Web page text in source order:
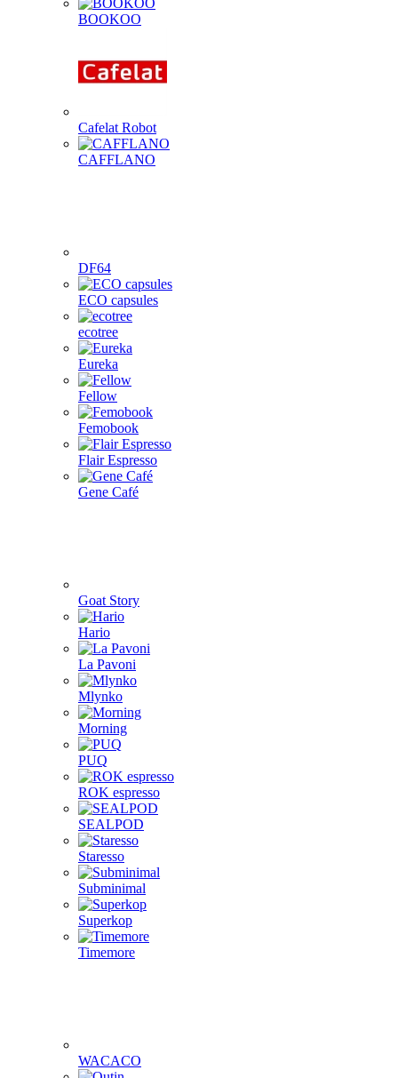
BOOKOO
Cafelat Robot
CAFFLANO
DF64
ECO capsules
ecotree
Eureka
Fellow
Femobook
Flair Espresso
Gene Café
Goat Story
Hario
La Pavoni
Mlynko
Morning
PUQ
ROK espresso
SEALPOD
Staresso
Subminimal
Superkop
Timemore
WACACO